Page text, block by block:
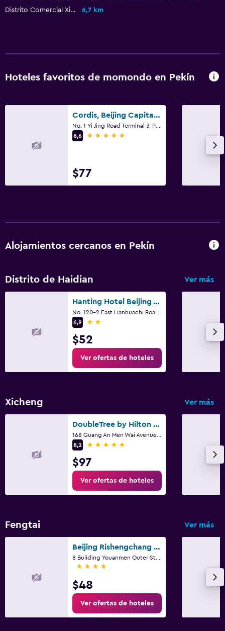
Distrito Comercial Xidan
6,7 km
Hoteles favoritos de momondo en Pekín
Cordis, Beijing Capital Airport By Langham Hospitality Group
8,6
5 estrellas
$77
Alojamientos cercanos en Pekín
Distrito de Haidian Ver más
Hanting Hotel Beijing West Railway Station North Square
6,9
2 estrellas
$52
Ver ofertas de hoteles
Xicheng Ver más
DoubleTree by Hilton Beijing
8,2
5 estrellas
$97
Ver ofertas de hoteles
Fengtai Ver más
Beijing Rishengchang Hotel
4 estrellas
$48
Ver ofertas de hoteles